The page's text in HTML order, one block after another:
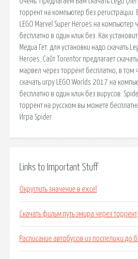
торрент на компьютер без регистрации.
LEGO Marvel Super Heroes на компьютер
бесплатно в один клик без. Как
Медиа Гет. для установки надо скачать
Heroes. Сайт Torentor предлагает
марвел через торрент бесплатно, в том
скачать игру LEGO Worlds 2017 на
бесплатно в один клик без вирусов.
торрент на русском вы можете
Игра Spider
Links to Important Stuff
Округлить значение в excel
Скачать фильм путь эмира через торрент
Расписание автобусов из поспелихи до